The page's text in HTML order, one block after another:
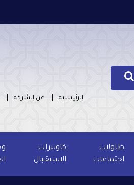
الرئيسية عن الشركة
طاولات
اجتماعات
كاونترات
الاستقبال